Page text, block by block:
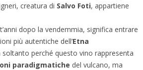
creatura di Salvo Foti, appartiene
dopo la vendemmia, significa entrare
più autentiche dell’Etna
soltanto perché questo vino rappresenta
paradigmatiche del vulcano, ma